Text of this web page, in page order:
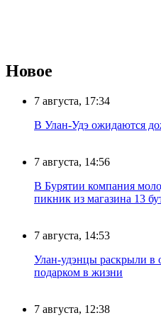
Новое
7 августа, 17:34
В Улан-Удэ ожидаются
7 августа, 14:56
В Бурятии компания
пикник из магазина 13
7 августа, 14:53
Улан-удэнцы раскрыли в
подарком в жизни
7 августа, 12:38